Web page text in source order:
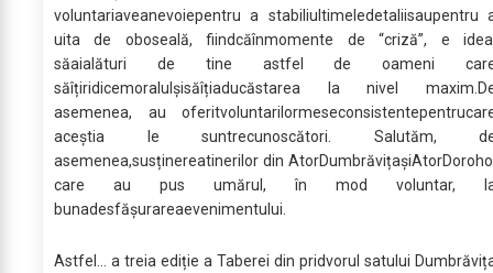
voluntariaveanevoiepentru a stabiliultimeledetaliisaupentru
uita de oboseală, fiindcăînmomente de “criză”, e
săaialături de tine astfel de oameni
săîțiridicemoralulșisăîțiaducăstarea la nivel
asemenea, au
aceștia le suntrecunoscători. Salutăm,
asemenea,susținereatinerilor din
care au pus umărul, în mod voluntar,
bunadesfășurareaevenimentului.
Astfel... a treia ediție a Taberei din pridvorul satului